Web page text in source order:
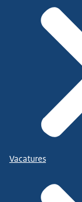
Vacatures